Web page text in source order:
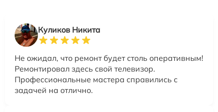
Куликов Никита
Не ожидал, что ремонт будет столь оперативным!
Ремонтировал здесь свой телевизор.
Профессиональные мастера справились с
задачей на отлично.